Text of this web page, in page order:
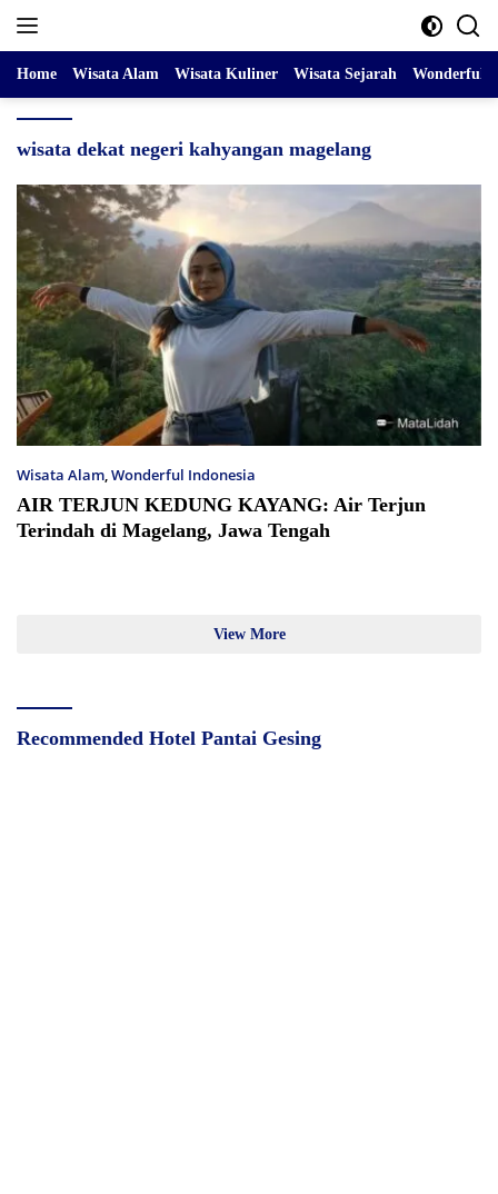
Home Wisata Alam Wisata Kuliner Wisata Sejarah Wonderful
wisata dekat negeri kahyangan magelang
Wisata Alam,Wonderful Indonesia
AIR TERJUN KEDUNG KAYANG: Air Terjun
Terindah di Magelang, Jawa Tengah
View More
Recommended Hotel Pantai Gesing